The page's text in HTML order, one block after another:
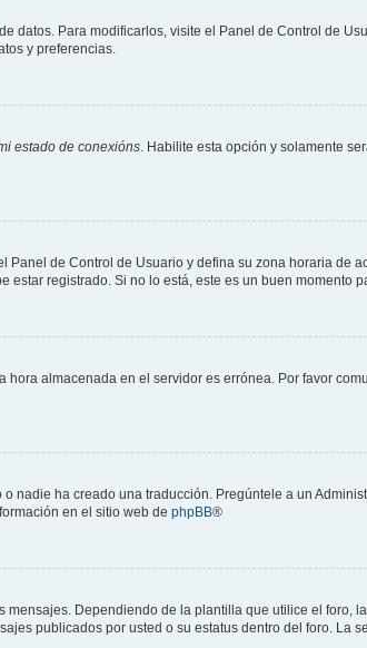
datos. Para modificarlos, visite el Panel de Control de
y preferencias.
estado de conexións . Habilite esta opción y solamente
de Control de Usuario y defina su zona horaria de
registrado. Si no lo está, este es un buen momento
almacenada en el servidor es errónea. Por favor
nadie ha creado una traducción. Pregúntele a un
en el sitio web de phpBB®
Dependiendo de la plantilla que utilice el foro,
publicados por usted o su estatus dentro del foro. La